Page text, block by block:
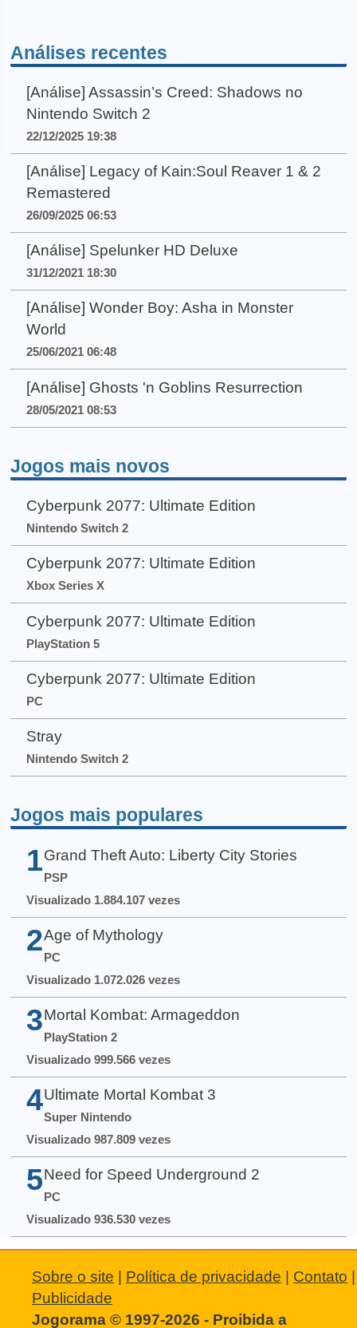
Análises recentes
[Análise] Assassin’s Creed: Shadows no
Nintendo Switch 2
22/12/2025 19:38
[Análise] Legacy of Kain:Soul Reaver 1 & 2
Remastered
26/09/2025 06:53
[Análise] Spelunker HD Deluxe
31/12/2021 18:30
[Análise] Wonder Boy: Asha in Monster
World
25/06/2021 06:48
[Análise] Ghosts 'n Goblins Resurrection
28/05/2021 08:53
Jogos mais novos
Cyberpunk 2077: Ultimate Edition
Nintendo Switch 2
Cyberpunk 2077: Ultimate Edition
Xbox Series X
Cyberpunk 2077: Ultimate Edition
PlayStation 5
Cyberpunk 2077: Ultimate Edition
PC
Stray
Nintendo Switch 2
Jogos mais populares
1 Grand Theft Auto: Liberty City Stories
PSP
Visualizado 1.884.107 vezes
2 Age of Mythology
PC
Visualizado 1.072.026 vezes
3 Mortal Kombat: Armageddon
PlayStation 2
Visualizado 999.566 vezes
4 Ultimate Mortal Kombat 3
Super Nintendo
Visualizado 987.809 vezes
5 Need for Speed Underground 2
PC
Visualizado 936.530 vezes
Sobre o site Política de privacidade Contato
Publicidade
Jogorama © 1997-2026 - Proibida a